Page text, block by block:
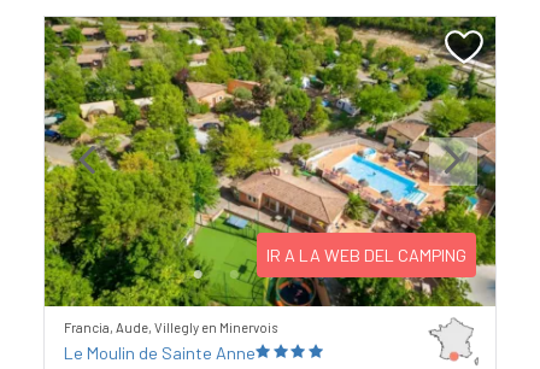
Previous Next
IR A LA WEB DEL CAMPING
Francia, Aude, Villegly en Minervois
Le Moulin de Sainte Anne